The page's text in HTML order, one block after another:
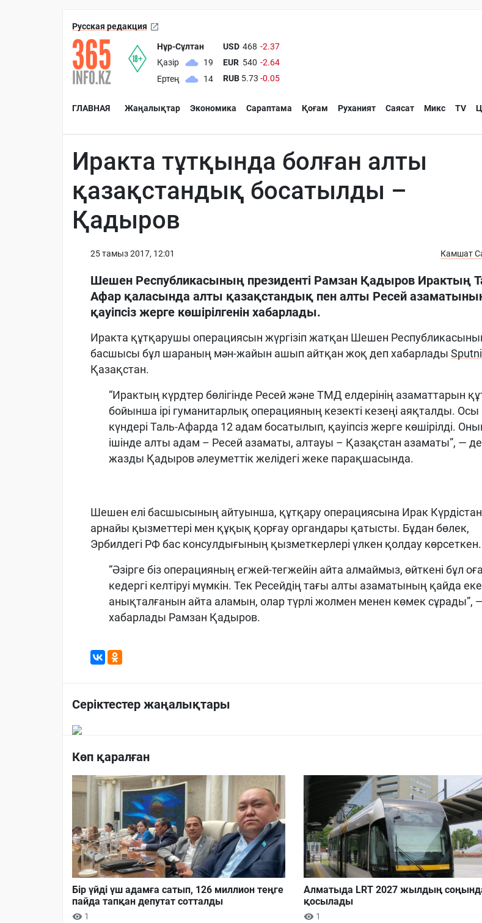
Русская редакция
Нұр-Сұлтан
Қазір
19
Ертең
14
USD 468 -2.37
EUR 540 -2.64
RUB 5.73 -0.05
ГЛАВНАЯ Жаңалықтар Экономика Сараптама Қоғам Руханият Саясат Микс TV
Иракта тұтқында болған алты
қазақстандық босатылды –
Қадыров
25 тамыз 2017, 12:01 Камшат
Шешен Республикасының президенті Рамзан Қадыров Ирактың
Афар қаласында алты қазақстандық пен алты Ресей
қауіпсіз жерге көшірілгенін хабарлады.
Иракта құтқарушы операциясын жүргізіп жатқан Шешен
басшысы бұл шараның мән-жайын ашып айтқан жоқ деп хабарлады
Қазақстан.
“Ирактың күрдтер бөлігінде Ресей және ТМД елдерінің азаматтарын
бойынша ірі гуманитарлық операцияның кезекті кезеңі аяқталды. Осы
күндері Таль-Афарда 12 адам босатылып, қауіпсіз жерге көшірілді.
ішінде алты адам – Ресей азаматы, алтауы – Қазақстан азаматы”, —
жазды Қадыров әлеуметтік желідегі жеке парақшасында.
Шешен елі басшысының айтуынша, құтқару операциясына Ирак
арнайы қызметтері мен құқық қорғау органдары қатысты. Бұдан бөлек,
Эрбилдегі РФ бас консулдығының қызметкерлері үлкен қолдау көрсеткен.
“Әзірге біз операцияның егжей-тегжейін айта алмаймыз, өйткені бұл
кедергі келтіруі мүмкін. Тек Ресейдің тағы алты азаматының қайда
анықталғанын айта аламын, олар түрлі жолмен менен көмек сұрады”,
хабарлады Рамзан Қадыров.
Серіктестер жаңалықтары
Көп қаралған
Бір үйді үш адамға сатып, 126 миллион теңге
пайда тапқан депутат сотталды
1
Алматыда LRT 2027 жылдың
қосылады
1